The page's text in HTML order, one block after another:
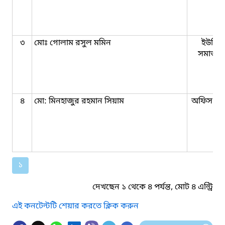
৩ মোঃ গোলাম রসুল মমিন
৪ মো: মিনহাজুর রহমান সিয়াম অফিস
১
দেখছেন ১ থেকে ৪ পর্যন্ত, মোট ৪ এন্ট্রি
এই কনটেন্টটি শেয়ার করতে ক্লিক করুন